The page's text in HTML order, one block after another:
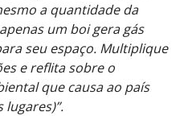
a quantidade da
um boi gera gás
seu espaço. Multiplique
e reflita sobre o
que causa ao país